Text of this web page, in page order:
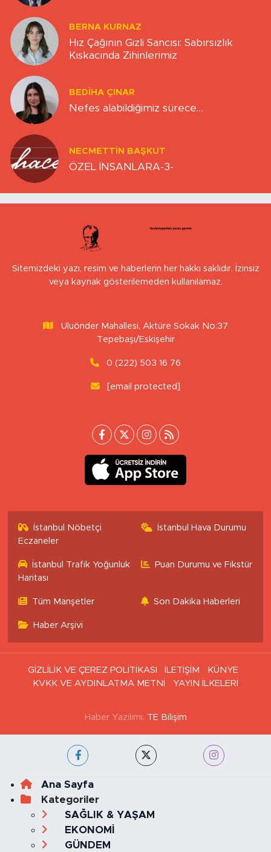
BERNA KURNAZ
Hız Çağının Gizli Sancısı: Sabırsızlık
Kıskacında Zihinlerimiz
BEDIHA ÇINAR
Nefes alabildiğimiz sürece…
NECMETTIN BAŞKUT
ÖZEL İNSANLARA-3-
Sitemizdeki yazı, resim ve haberlerin her hakkı saklıdır. İzinsiz
veya kaynak gösterilemeden kullanılamaz.
Uluönder Mahallesi, Aktüre Sokak No:37
Tepebaşı/Eskişehir
0 (222) 503 16 76
[email protected]
İstanbul Nöbetçi
Eczaneler
İstanbul Hava Durumu
İstanbul Trafik Yoğunluk
Haritası
Puan Durumu ve Fikstür
Tüm Manşetler Son Dakika Haberleri
Haber Arşivi
GİZLİLİK VE ÇEREZ POLİTİKASI İLETİŞİM
KÜNYE
KVKK VE AYDINLATMA METNİ
YAYIN İLKELERİ
Haber Yazılımı: TE Bilişim
Ana Sayfa
Kategoriler
SAĞLIK & YAŞAM
EKONOMİ
GÜNDEM